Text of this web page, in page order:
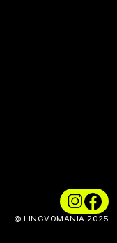
© LINGVOMANIA 2025